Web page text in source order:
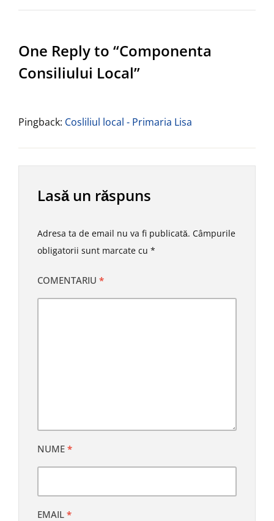
One Reply to “Componenta
Consiliului Local”
Pingback: Cosliliul local - Primaria Lisa
Lasă un răspuns
Adresa ta de email nu va fi publicată. Câmpurile
obligatorii sunt marcate cu *
COMENTARIU *
NUME *
EMAIL *